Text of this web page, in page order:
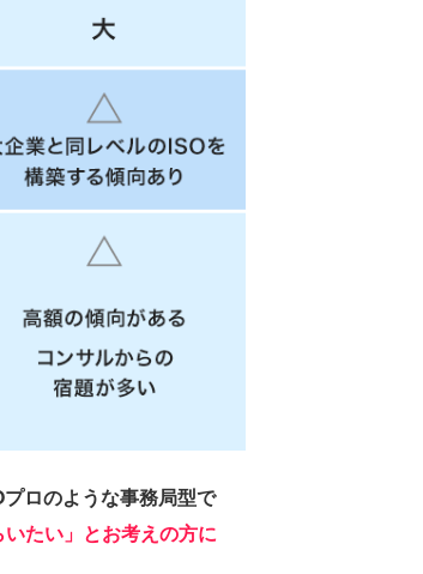
ロのような事務局型で
たい」とお考えの方に